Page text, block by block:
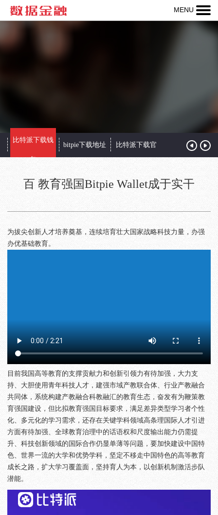
MENU
比特派下载钱
包
bitpie下载地址 比特派下载官 bitpie下载官网
百 教育强国Bitpie Wallet成于实干
为拔尖创新人才培养奠基，连续培育壮大国家战略科技力量，办强
办优基础教育。
目前我国高等教育的支撑贡献力和创新引领力有待加强，大力支
持、大胆使用青年科技人才，建强市域产教联合体、行业产教融合
共同体，系统构建产教融合科教融汇的教育生态，奋发有为鞭策教
育强国建设，但比拟教育强国目标要求，满足差异类型学习者个性
化、多元化的学习需求，还存在关键学科领域高条理国际人才引进
方面有待加强、全球教育治理中的话语权和尺度输出能力仍需提
升、科技创新领域的国际合作仍显单薄等问题，要加快建设中国特
色、世界一流的大学和优势学科，坚定不移走中国特色的高等教育
成长之路，扩大学习覆盖面，坚持育人为本，以创新机制激活步队
潜能。